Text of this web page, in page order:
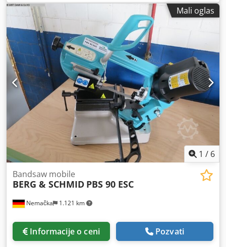
stambenog !!! Prevrat kandži: 800 mm (samo jedna
polovina dostupna) Dsdpfx Acsgwlrdo Ujck Maksimalni
prekjuč: 27.829 Nm Odnos zupčanika: i= 1:80 max.
napajanje: 51 kW fil od ulja: 170 kg Brzina: n1= 1400
Brzina: n2= 17,5 težina: 1450 Kg Otvor prečnika d1: 65mm
Otvor prečnika d2: 160 mm Visina okna h1: 500 mm
Ukupna visina h2: 925mm Dužina od baze: 1170 mm !!
Menjač nema hladnjak za ulje!
Mali oglas
1 / 6
Nemačka 1.121 km
Bandsaw mobile
BERG & SCHMID PBS 90 ESC
Informacije o ceni Pozvati